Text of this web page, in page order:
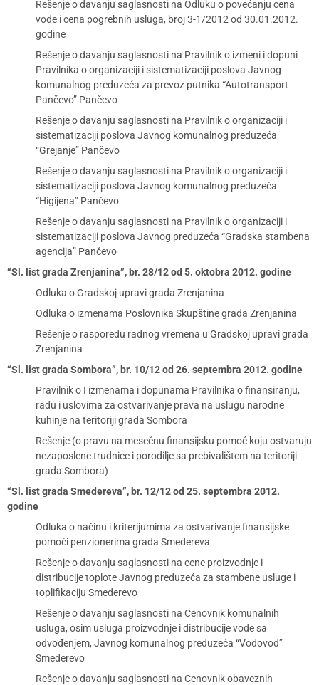
Rešenje o davanju saglasnosti na Odluku o povećanju cena
vode i cena pogrebnih usluga, broj 3-1/2012 od 30.01.2012.
godine
Rešenje o davanju saglasnosti na Pravilnik o izmeni i dopuni
Pravilnika o organizaciji i sistematizaciji poslova Javnog
komunalnog preduzeća za prevoz putnika “Autotransport
Pančevo” Pančevo
Rešenje o davanju saglasnosti na Pravilnik o organizaciji i
sistematizaciji poslova Javnog komunalnog preduzeća
“Grejanje” Pančevo
Rešenje o davanju saglasnosti na Pravilnik o organizaciji i
sistematizaciji poslova Javnog komunalnog preduzeća
“Higijena” Pančevo
Rešenje o davanju saglasnosti na Pravilnik o organizaciji i
sistematizaciji poslova Javnog preduzeća “Gradska stambena
agencija” Pančevo
“Sl. list grada Zrenjanina”, br. 28/12 od 5. oktobra 2012. godine
Odluka o Gradskoj upravi grada Zrenjanina
Odluka o izmenama Poslovnika Skupštine grada Zrenjanina
Rešenje o rasporedu radnog vremena u Gradskoj upravi grada
Zrenjanina
“Sl. list grada Sombora”, br. 10/12 od 26. septembra 2012. godine
Pravilnik o I izmenama i dopunama Pravilnika o finansiranju,
radu i uslovima za ostvarivanje prava na uslugu narodne
kuhinje na teritoriji grada Sombora
Rešenje (o pravu na mesečnu finansijsku pomoć koju ostvaruju
nezaposlene trudnice i porodilje sa prebivalištem na teritoriji
grada Sombora)
“Sl. list grada Smedereva”, br. 12/12 od 25. septembra 2012.
godine
Odluka o načinu i kriterijumima za ostvarivanje finansijske
pomoći penzionerima grada Smedereva
Rešenje o davanju saglasnosti na cene proizvodnje i
distribucije toplote Javnog preduzeća za stambene usluge i
toplifikaciju Smederevo
Rešenje o davanju saglasnosti na Cenovnik komunalnih
usluga, osim usluga proizvodnje i distribucije vode sa
odvođenjem, Javnog komunalnog preduzeća “Vodovod”
Smederevo
Rešenje o davanju saglasnosti na Cenovnik obaveznih